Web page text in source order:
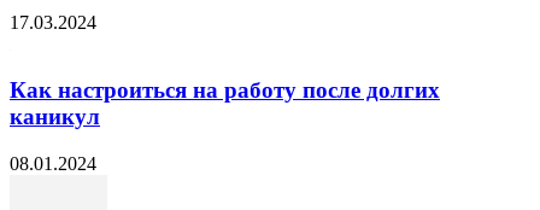
17.03.2024
Как настроиться на работу после долгих
каникул
08.01.2024